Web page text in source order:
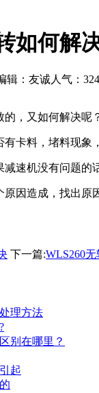
如何解
辑：友诚 人气：
，又如何解决呢
卡料，堵料现象
速机没有问题的
因造成，找出原
下一篇:WLS260
理方法
别在哪里？
起